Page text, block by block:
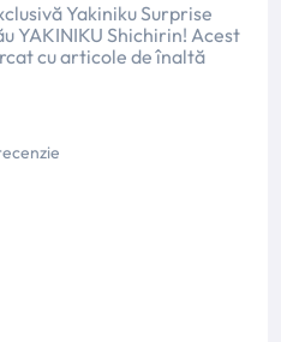
Yakiniku Surprise
YAKINIKU Shichirin! Acest
cu articole de înaltă